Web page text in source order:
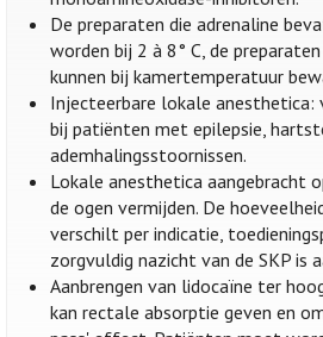
De preparaten die adrenaline
worden bij 2 à 8° C, de
kunnen bij kamertemperatuur
Injecteerbare lokale anesthetica:
bij patiënten met epilepsie,
ademhalingsstoornissen.
Lokale anesthetica aangebracht
de ogen vermijden. De
verschilt per indicatie,
zorgvuldig nazicht van de SKP is
Aanbrengen van lidocaïne ter
kan rectale absorptie geven en